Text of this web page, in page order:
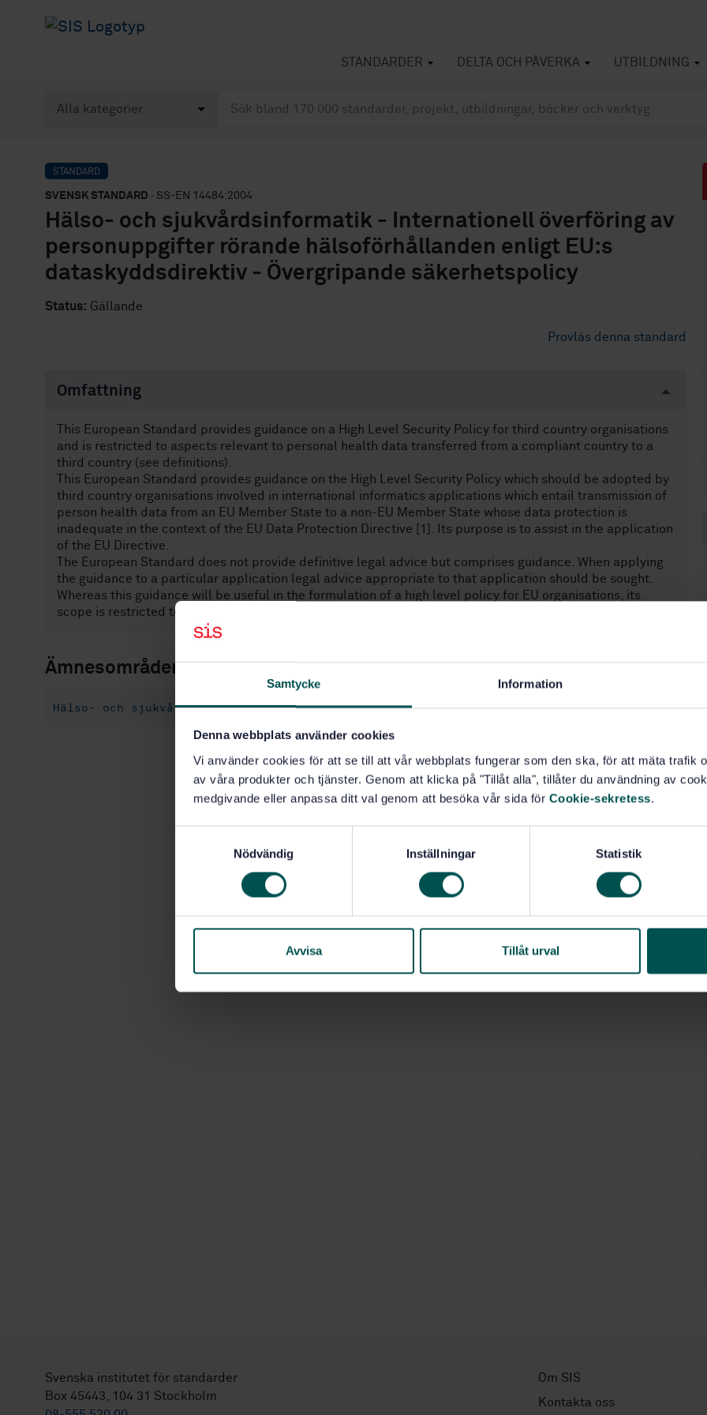
Samtycke Information
Denna webbplats använder cookies
Vi använder cookies för att se till att vår webbplats fungerar som den ska, för att mäta trafik
av våra produkter och tjänster. Genom att klicka på "Tillåt alla", tillåter du användning av
medgivande eller anpassa ditt val genom att besöka vår sida för Cookie-sekretess.
s
Nödvändig Inställningar Statistik
Avvisa Tillåt urval
STANDARDER DELTA OCH PÅVERKA UTBILDNING
STANDARD
SVENSK STANDARD · SS-EN 14484:2004
Hälso- och sjukvårdsinformatik - Internationell överföring av
personuppgifter rörande hälsoförhållanden enligt EU:s
dataskyddsdirektiv - Övergripande säkerhetspolicy
Status: Gällande
Provläs denna standard
Omfattning
This European Standard provides guidance on a High Level Security Policy for third country organisations
and is restricted to aspects relevant to personal health data transferred from a compliant country to a
third country (see definitions).
This European Standard provides guidance on the High Level Security Policy which should be adopted by
third country organisations involved in international informatics applications which entail transmission of
person health data from an EU Member State to a non-EU Member State whose data protection is
inadequate in the context of the EU Data Protection Directive [1]. Its purpose is to assist in the application
of the EU Directive.
The European Standard does not provide definitive legal advice but comprises guidance. When applying
the guidance to a particular application legal advice appropriate to that application should be sought.
Whereas this guidance will be useful in the formulation of a high level policy for EU organisations, its
scope is restricted to organisations in third countries (see definitions).
Ämnesområden
Hälso- och sjukvårdsinformatik (35.240.80)
Svenska institutet för standarder
Box 45443, 104 31 Stockholm
Om SIS
Kontakta oss